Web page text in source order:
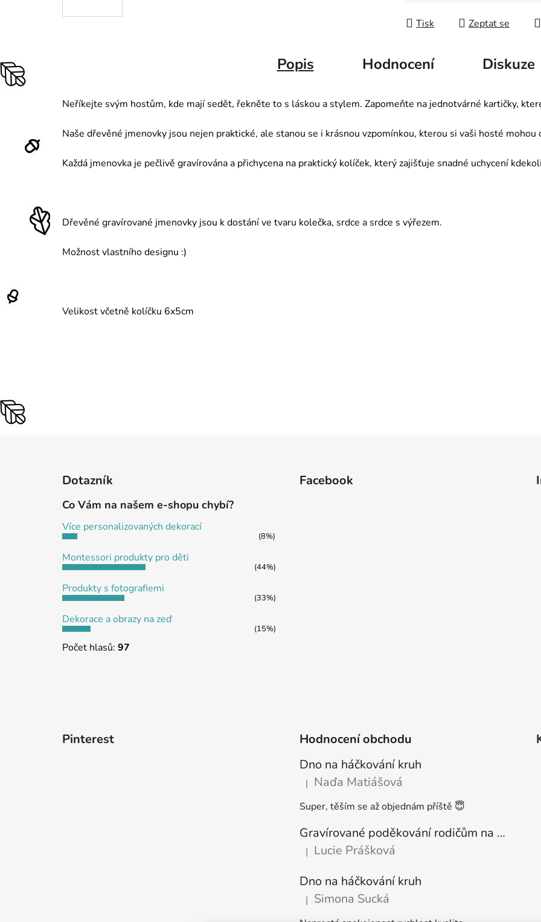
Tisk Zeptat se
Popis Hodnocení Diskuze
Neříkejte svým hostům, kde mají sedět, řekněte to s láskou a stylem. Zapomeňte na jednotvárné kartičky,
Naše dřevěné jmenovky jsou nejen praktické, ale stanou se i krásnou vzpomínkou, kterou si vaši hosté
Každá jmenovka je pečlivě gravírována a přichycena na praktický kolíček, který zajišťuje snadné uchycení
Dřevěné gravírované jmenovky jsou k dostání ve tvaru kolečka, srdce a srdce s výřezem.
Možnost vlastního designu :)
Velikost včetně kolíčku 6x5cm
Dotazník
Co Vám na našem e-shopu chybí?
Více personalizovaných dekorací
(8%)
Montessori produkty pro děti
(44%)
Produkty s fotografiemi
(33%)
Dekorace a obrazy na zeď
(15%)
Počet hlasů: 97
Facebook
Pinterest
Hodnocení obchodu
Dno na háčkování kruh
Hodnocení produktu je 5 z 5 hvězdiček.
| Naďa Matiášová
Super, těším se až objednám příště 😇
Gravírované poděkování rodičům na podstavci
Hodnocení produktu je 5 z 5 hvězdiček.
| Lucie Prášková
Dno na háčkování kruh
Hodnocení produktu je 5 z 5 hvězdiček.
| Simona Sucká